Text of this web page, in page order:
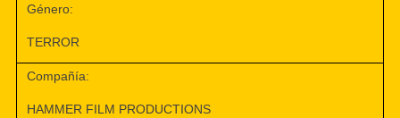
Género:
TERROR
Compañía:
HAMMER FILM PRODUCTIONS